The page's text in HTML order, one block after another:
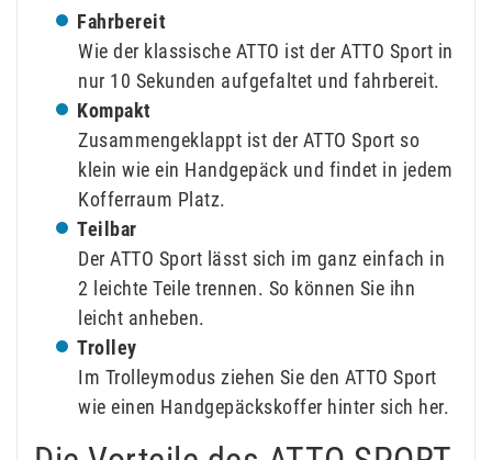
Fahrbereit
Wie der klassische ATTO ist der ATTO Sport in
nur 10 Sekunden aufgefaltet und fahrbereit.
Kompakt
Zusammengeklappt ist der ATTO Sport so
klein wie ein Handgepäck und findet in jedem
Kofferraum Platz.
Teilbar
Der ATTO Sport lässt sich im ganz einfach in
2 leichte Teile trennen. So können Sie ihn
leicht anheben.
Trolley
Im Trolleymodus ziehen Sie den ATTO Sport
wie einen Handgepäckskoffer hinter sich her.